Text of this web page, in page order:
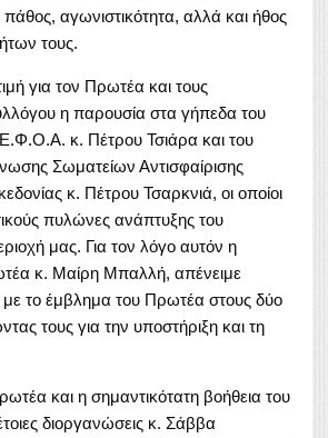
αγωνιστικότητα, αλλά και ήθος
τους.
για τον Πρωτέα και τους
η παρουσία στα γήπεδα του
κ. Πέτρου Τσιάρα και του
Σωματείων Αντισφαίρισης
κ. Πέτρου Τσαρκνιά, οι οποίοι
πυλώνες ανάπτυξης του
μας. Για τον λόγο αυτόν η
κ. Μαίρη Μπαλλή, απένειμε
με το έμβλημα του Πρωτέα στους δύο
τους για την υποστήριξη και τη
και η σημαντικότατη βοήθεια του
διοργανώσεις κ. Σάββα